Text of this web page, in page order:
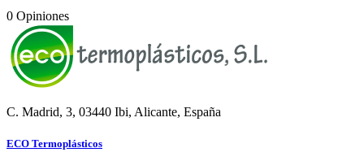
0 Opiniones
C. Madrid, 3, 03440 Ibi, Alicante, España
ECO Termoplásticos